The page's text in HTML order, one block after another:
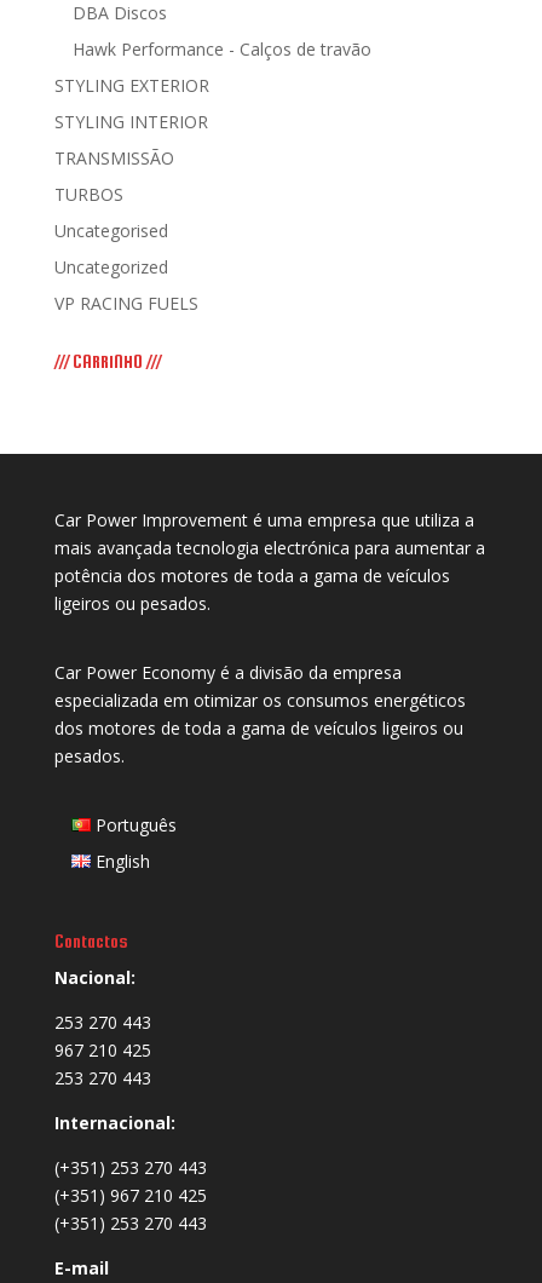
DBA Discos
Hawk Performance - Calços de travão
STYLING EXTERIOR
STYLING INTERIOR
TRANSMISSÃO
TURBOS
Uncategorised
Uncategorized
VP RACING FUELS
/// CARRINHO ///
Car Power Improvement é uma empresa que utiliza a
mais avançada tecnologia electrónica para aumentar a
potência dos motores de toda a gama de veículos
ligeiros ou pesados.
Car Power Economy é a divisão da empresa
especializada em otimizar os consumos energéticos
dos motores de toda a gama de veículos ligeiros ou
pesados.
Português
English
Contactos
Nacional:
253 270 443
967 210 425
253 270 443
Internacional:
(+351) 253 270 443
(+351) 967 210 425
(+351) 253 270 443
E-mail